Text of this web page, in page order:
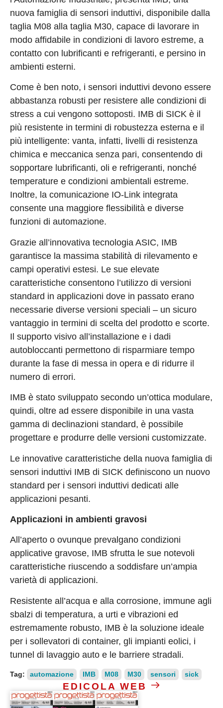
nuova famiglia di sensori induttivi, disponibile dalla
taglia M08 alla taglia M30, capace di lavorare in
modo affidabile in condizioni di lavoro estreme, a
contatto con lubrificanti e refrigeranti, e persino in
ambienti esterni.
Come è ben noto, i sensori induttivi devono essere
abbastanza robusti per resistere alle condizioni di
stress a cui vengono sottoposti. IMB di SICK è il
più resistente in termini di robustezza esterna e il
più intelligente: vanta, infatti, livelli di resistenza
chimica e meccanica senza pari, consentendo di
sopportare lubrificanti, oli e refrigeranti, nonché
temperature e condizioni ambientali estreme.
Inoltre, la comunicazione IO-Link integrata
consente una maggiore flessibilità e diverse
funzioni di automazione.
Grazie all’innovativa tecnologia ASIC, IMB
garantisce la massima stabilità di rilevamento e
campi operativi estesi. Le sue elevate
caratteristiche consentono l’utilizzo di versioni
standard in applicazioni dove in passato erano
necessarie diverse versioni speciali – un sicuro
vantaggio in termini di scelta del prodotto e scorte.
Il supporto visivo all’installazione e i dadi
autobloccanti permettono di risparmiare tempo
durante la fase di messa in opera e di ridurre il
numero di errori.
IMB è stato sviluppato secondo un’ottica modulare,
quindi, oltre ad essere disponibile in una vasta
gamma di declinazioni standard, è possibile
progettare e produrre delle versioni customizzate.
Le innovative caratteristiche della nuova famiglia di
sensori induttivi IMB di SICK definiscono un nuovo
standard per i sensori induttivi dedicati alle
applicazioni pesanti.
Applicazioni in ambienti gravosi
All’aperto o ovunque prevalgano condizioni
applicative gravose, IMB sfrutta le sue notevoli
caratteristiche riuscendo a soddisfare un’ampia
varietà di applicazioni.
Resistente all’acqua e alla corrosione, immune agli
sbalzi di temperatura, a urti e vibrazioni ed
estremamente robusto, IMB è la soluzione ideale
per i sollevatori di container, gli impianti eolici, i
tunnel di lavaggio auto e le barriere stradali.
Tag: automazione IMB M08 M30 sensori sick
EDICOLA WEB